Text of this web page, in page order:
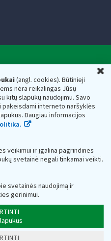
(angl. cookies). Būtinieji
nėra reikalingas Jūsų
kitų slapukų naudojimu. Savo
interneto naršyklės
Daugiau informacijos
veikimui ir įgalina pagrindines
svetainė negali tinkamai veikti.
svetainės naudojimą ir
gerinimui.
kodas — 188659752,
Vilnius, Lietuva, el.paštas:
188659752
inspekciją prie Lietuvos
ir saugomi Juridinių